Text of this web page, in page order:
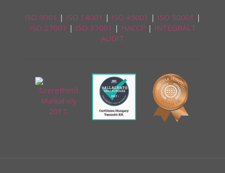
ISO 9001 | ISO 14001 | ISO 45001 | ISO 50001 |
ISO 27001 | ISO 37001 | HACCP | INTEGRÁLT
AUDIT